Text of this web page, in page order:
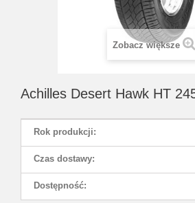
Zobacz większe
Achilles Desert Hawk HT
Rok produkcji:
Czas dostawy:
Dostępność: